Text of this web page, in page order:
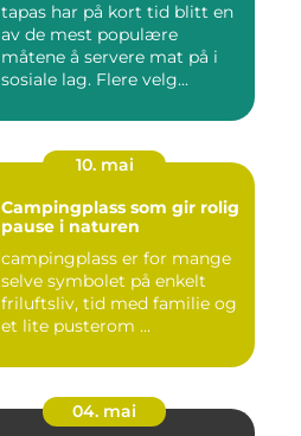
tapas har på kort tid blitt en
av de mest populære
måtene å servere mat på i
sosiale lag. Flere velg...
10. mai
Campingplass som gir rolig
pause i naturen
campingplass er for mange
selve symbolet på enkelt
friluftsliv, tid med familie og
et lite pusterom ...
04. mai